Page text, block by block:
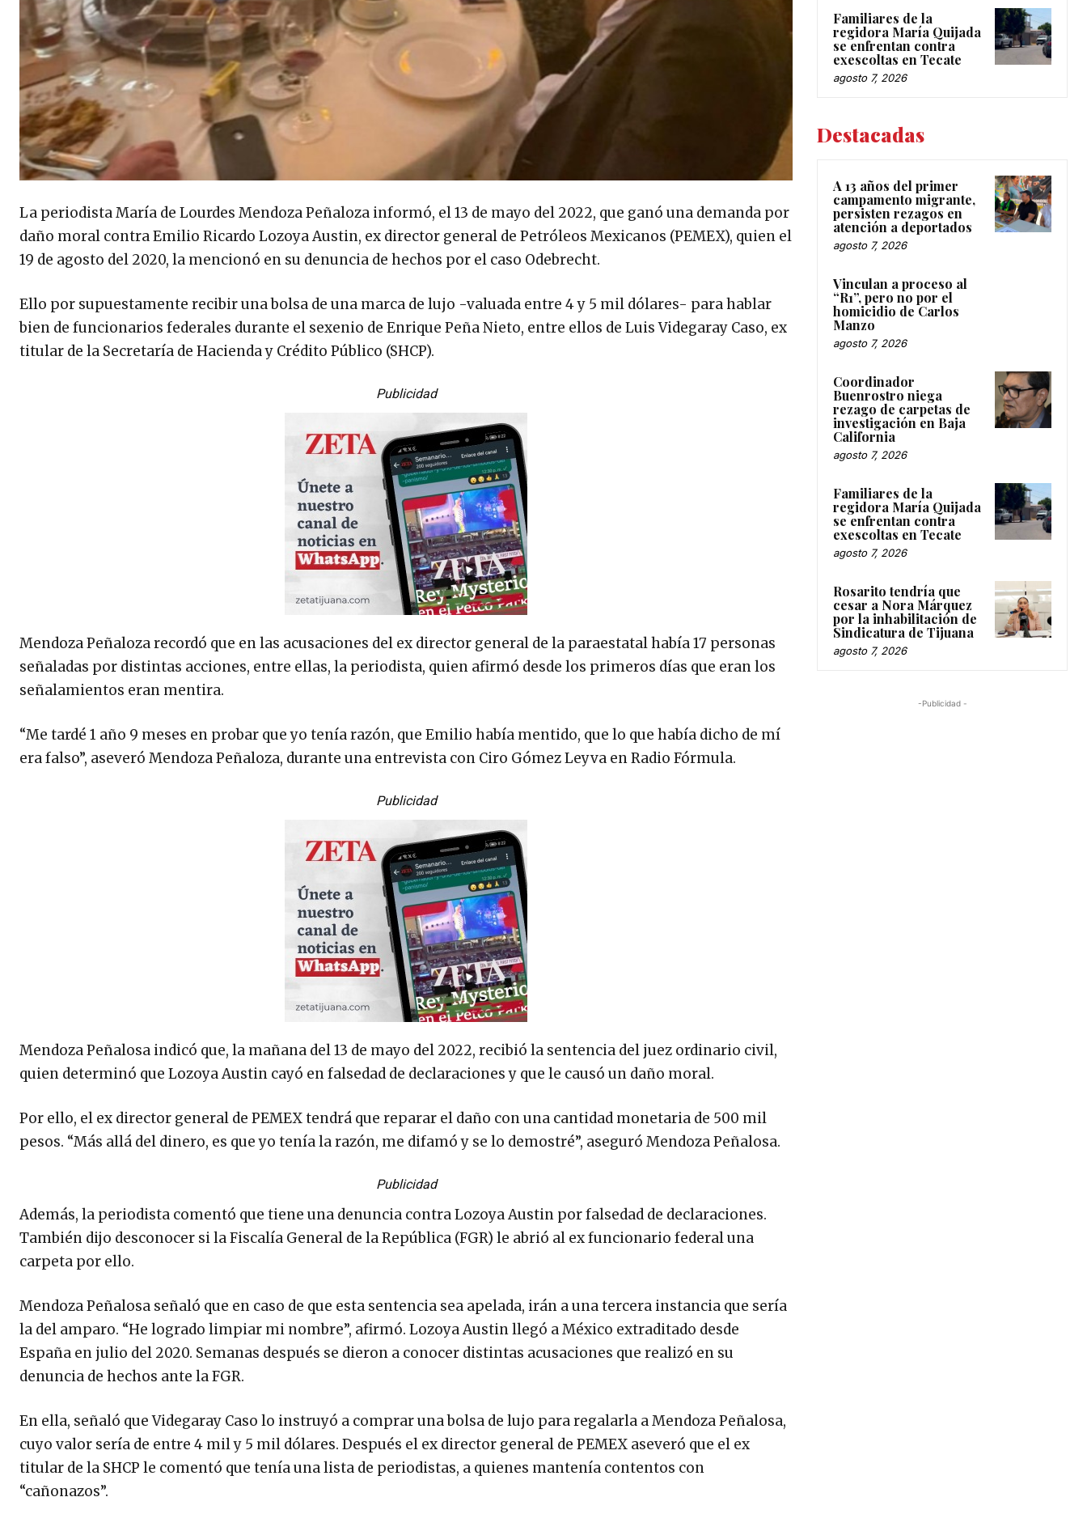
La periodista María de Lourdes Mendoza Peñaloza informó, el 13 de mayo del 2022, que ganó una demanda por
daño moral contra Emilio Ricardo Lozoya Austin, ex director general de Petróleos Mexicanos (PEMEX), quien el
19 de agosto del 2020, la mencionó en su denuncia de hechos por el caso Odebrecht.
Ello por supuestamente recibir una bolsa de una marca de lujo -valuada entre 4 y 5 mil dólares- para hablar
bien de funcionarios federales durante el sexenio de Enrique Peña Nieto, entre ellos de Luis Videgaray Caso, ex
titular de la Secretaría de Hacienda y Crédito Público (SHCP).
Publicidad
Mendoza Peñaloza recordó que en las acusaciones del ex director general de la paraestatal había 17 personas
señaladas por distintas acciones, entre ellas, la periodista, quien afirmó desde los primeros días que eran los
señalamientos eran mentira.
“Me tardé 1 año 9 meses en probar que yo tenía razón, que Emilio había mentido, que lo que había dicho de mí
era falso”, aseveró Mendoza Peñaloza, durante una entrevista con Ciro Gómez Leyva en Radio Fórmula.
Publicidad
Mendoza Peñalosa indicó que, la mañana del 13 de mayo del 2022, recibió la sentencia del juez ordinario civil,
quien determinó que Lozoya Austin cayó en falsedad de declaraciones y que le causó un daño moral.
Por ello, el ex director general de PEMEX tendrá que reparar el daño con una cantidad monetaria de 500 mil
pesos. “Más allá del dinero, es que yo tenía la razón, me difamó y se lo demostré”, aseguró Mendoza Peñalosa.
Publicidad
Además, la periodista comentó que tiene una denuncia contra Lozoya Austin por falsedad de declaraciones.
También dijo desconocer si la Fiscalía General de la República (FGR) le abrió al ex funcionario federal una
carpeta por ello.
Mendoza Peñalosa señaló que en caso de que esta sentencia sea apelada, irán a una tercera instancia que sería
la del amparo. “He logrado limpiar mi nombre”, afirmó. Lozoya Austin llegó a México extraditado desde
España en julio del 2020. Semanas después se dieron a conocer distintas acusaciones que realizó en su
denuncia de hechos ante la FGR.
En ella, señaló que Videgaray Caso lo instruyó a comprar una bolsa de lujo para regalarla a Mendoza Peñalosa,
cuyo valor sería de entre 4 mil y 5 mil dólares. Después el ex director general de PEMEX aseveró que el ex
titular de la SHCP le comentó que tenía una lista de periodistas, a quienes mantenía contentos con
“cañonazos”.
Familiares de la
regidora María Quijada
se enfrentan contra
exescoltas en Tecate
agosto 7, 2026
Destacadas
A 13 años del primer
campamento migrante,
persisten rezagos en
atención a deportados
agosto 7, 2026
Vinculan a proceso al
“R1”, pero no por el
homicidio de Carlos
Manzo
agosto 7, 2026
Coordinador
Buenrostro niega
rezago de carpetas de
investigación en Baja
California
agosto 7, 2026
Familiares de la
regidora María Quijada
se enfrentan contra
exescoltas en Tecate
agosto 7, 2026
Rosarito tendría que
cesar a Nora Márquez
por la inhabilitación de
Sindicatura de Tijuana
agosto 7, 2026
-Publicidad -